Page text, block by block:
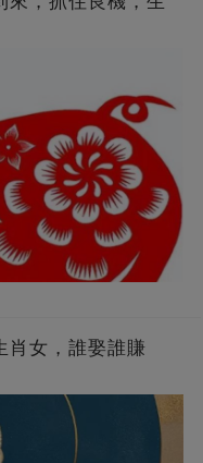
肖女，誰娶誰賺